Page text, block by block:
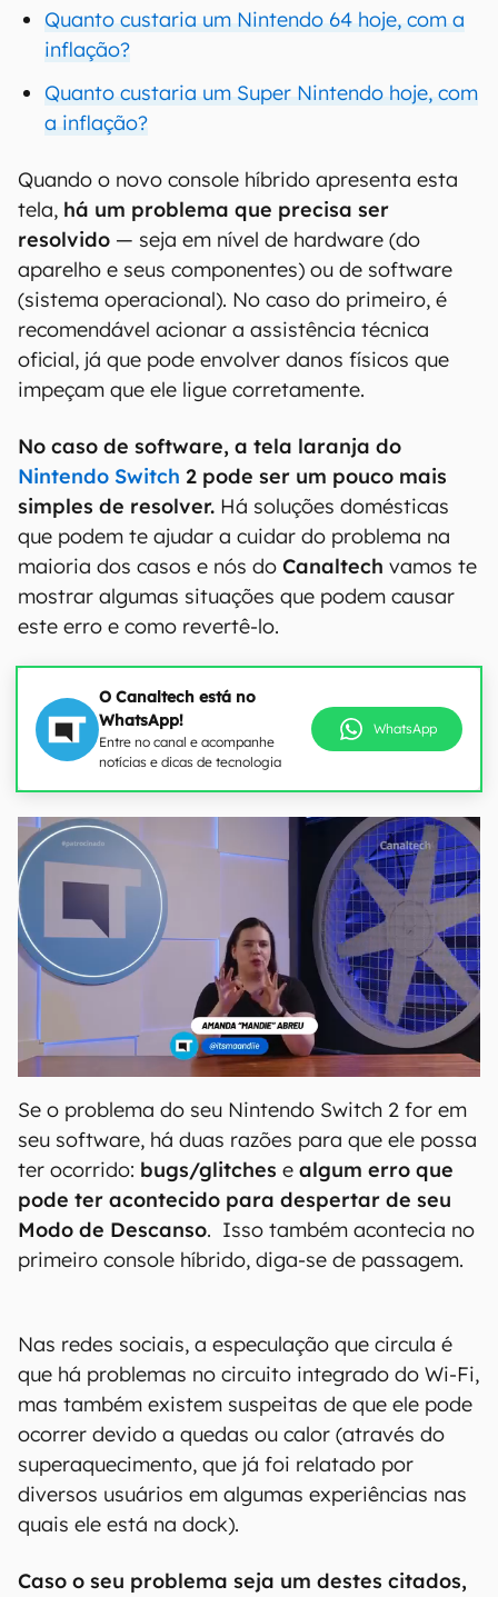
Quanto custaria um Nintendo 64 hoje, com a
inflação?
Quanto custaria um Super Nintendo hoje, com
a inflação?
Quando o novo console híbrido apresenta esta
tela, há um problema que precisa ser
resolvido — seja em nível de hardware (do
aparelho e seus componentes) ou de software
(sistema operacional). No caso do primeiro, é
recomendável acionar a assistência técnica
oficial, já que pode envolver danos físicos que
impeçam que ele ligue corretamente.
No caso de software, a tela laranja do
Nintendo Switch 2 pode ser um pouco mais
simples de resolver. Há soluções domésticas
que podem te ajudar a cuidar do problema na
maioria dos casos e nós do Canaltech vamos te
mostrar algumas situações que podem causar
este erro e como revertê-lo.
O Canaltech está no
WhatsApp!
Entre no canal e acompanhe
notícias e dicas de tecnologia
WhatsApp
Se o problema do seu Nintendo Switch 2 for em
seu software, há duas razões para que ele possa
ter ocorrido: bugs/glitches e algum erro que
pode ter acontecido para despertar de seu
Modo de Descanso. Isso também acontecia no
primeiro console híbrido, diga-se de passagem.
Nas redes sociais, a especulação que circula é
que há problemas no circuito integrado do Wi-Fi,
mas também existem suspeitas de que ele pode
ocorrer devido a quedas ou calor (através do
superaquecimento, que já foi relatado por
diversos usuários em algumas experiências nas
quais ele está na dock).
Caso o seu problema seja um destes citados,